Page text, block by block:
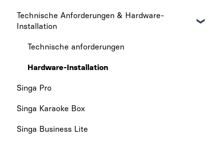
Technische Anforderungen & Hardware-
Installation
Technische anforderungen
Hardware-Installation
Singa Pro
Singa Karaoke Box
Singa Business Lite